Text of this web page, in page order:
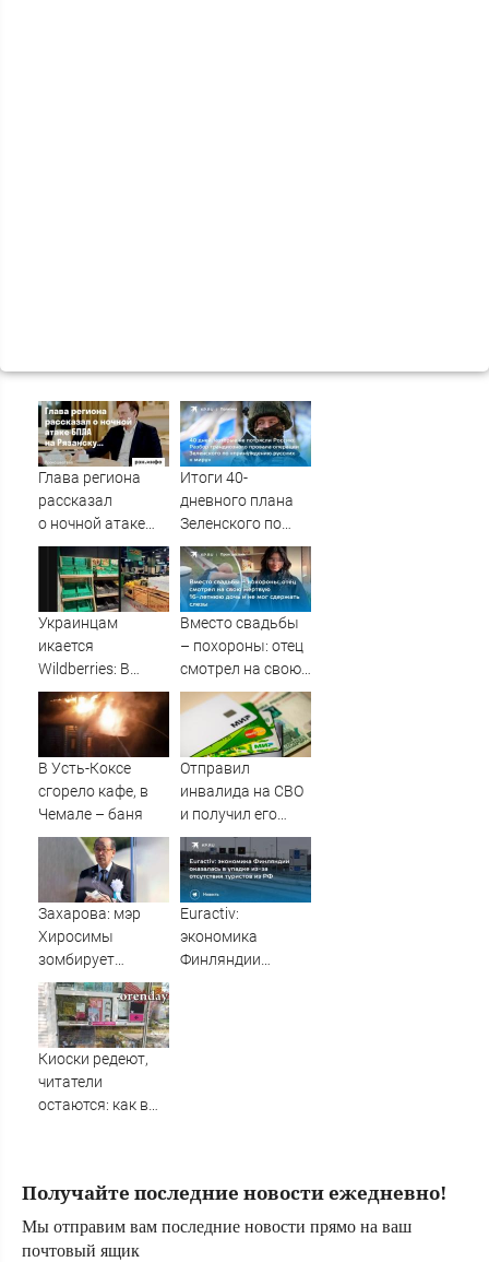
Глава региона
рассказал
о ночной атаке
БПЛА
на Рязанскую
область —
Новости за
Итоги 40-
дневного плана
Зеленского по
принуждению к
миру: как
ответила Россия,
полный разбор
военкора Коца
Украинцам
икается
Wildberries: В
супермаркетах
начали пустеть
полки » PolitCentr-
NEWS
Вместо свадьбы
– похороны: отец
смотрел на свою
мертвую 16-
летнюю дочь и не
мог сдержать
слезы
В Усть-Коксе
сгорело кафе, в
Чемале – баня
Отправил
инвалида на СВО
и получил его
«посмертные»
выплаты адвокат
из Черепаново
Захарова: мэр
Хиросимы
зомбирует
японцев
русофобскими
заклинаниями
Euractiv:
экономика
Финляндии
Киоски редеют,
читатели
остаются: как в
Получайте последние новости ежедневно!
Мы отправим вам последние новости прямо на ваш
почтовый ящик